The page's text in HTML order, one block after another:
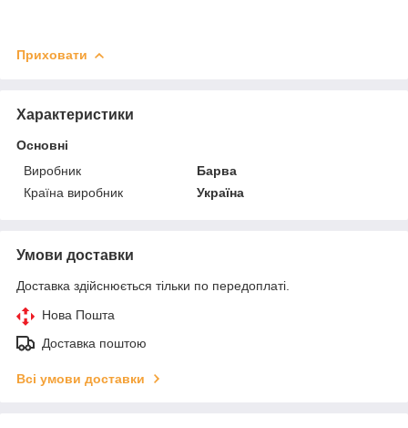
Приховати
Характеристики
Основні
Виробник
Барва
Країна виробник
Україна
Умови доставки
Доставка здійснюється тільки по передоплаті.
Нова Пошта
Доставка поштою
Всі умови доставки